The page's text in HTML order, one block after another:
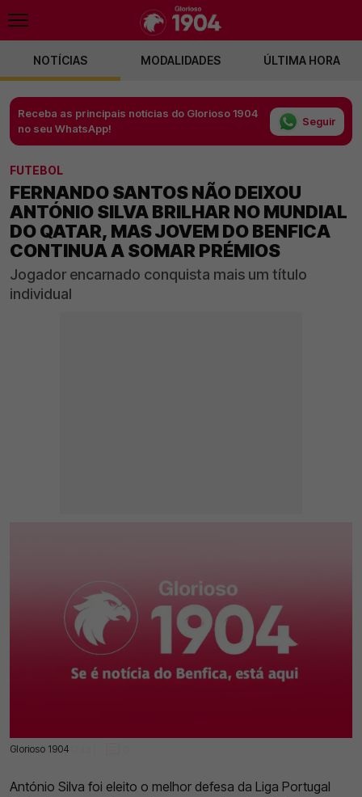
NOTÍCIAS MODALIDADES ÚLTIMA HORA
Receba as principais notícias do Glorioso 1904
no seu WhatsApp!
Seguir
FUTEBOL
FERNANDO SANTOS NÃO DEIXOU
ANTÓNIO SILVA BRILHAR NO MUNDIAL
DO QATAR, MAS JOVEM DO BENFICA
CONTINUA A SOMAR PRÉMIOS
Jogador encarnado conquista mais um título
individual
Glorioso 1904
13 Dez 2022 | 10:43 |
António Silva foi eleito o melhor defesa da Liga Portugal